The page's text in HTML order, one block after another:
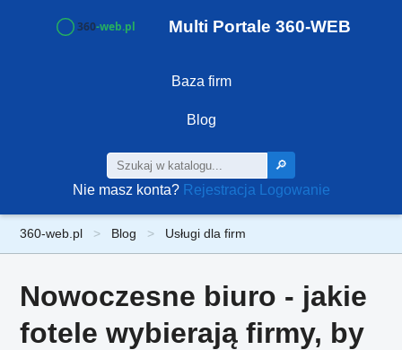
Multi Portale 360-WEB
Baza firm
Blog
🔎
Nie masz konta? Rejestracja Logowanie
360-web.pl Blog Usługi dla firm
Nowoczesne biuro - jakie
fotele wybierają firmy, by